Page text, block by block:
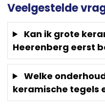
Veelgestelde
Kan ik grote
Heerenberg eerst
Welke
keramische tegels